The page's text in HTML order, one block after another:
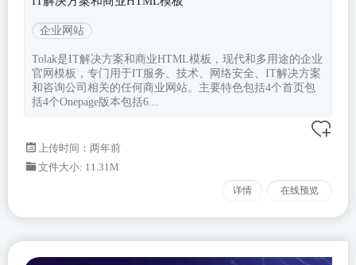
企业网站
Tolak是IT解决方案和商业HTML模板，现代和多用途的企业
官网模板，专门用于IT服务、技术、网络安全、IT解决方案
和咨询公司相关的任何商业网站。主要特色包括4个首页包
括4个Onepage版本包括6...
上传时间：两年前
文件大小: 11.31M
详情 在线预览